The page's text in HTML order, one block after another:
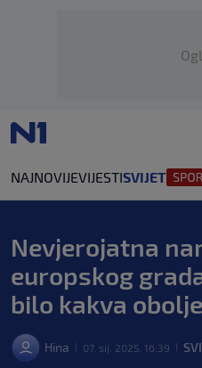
NAJNOVIJEVIJESTISVIJET
Nevjerojatna
europskog
bilo kakva
Hina 07. sij. 2025. 16:39